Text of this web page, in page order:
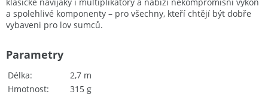
klasické navijáky i multiplikátory a nabízí nekompromisní výkon
a spolehlivé komponenty – pro všechny, kteří chtějí být dobře
vybaveni pro lov sumců.
Délka
2,7 m
Hmotnost
315 g
Parametry